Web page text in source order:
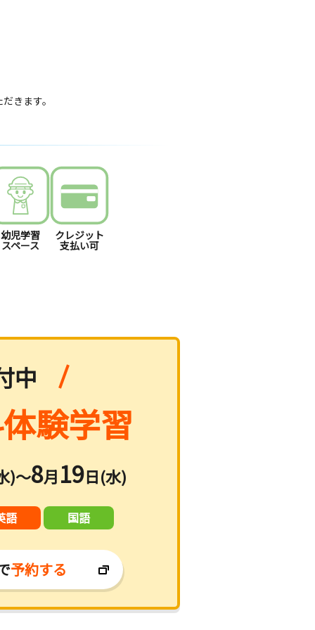
きます。
幼児学習
スペース
クレジット
支払い可
中
験学習
)～8月19日(水)
語 国語
予約する